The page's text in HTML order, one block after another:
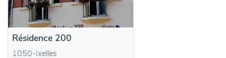
Résidence 200
1050-Ixelles